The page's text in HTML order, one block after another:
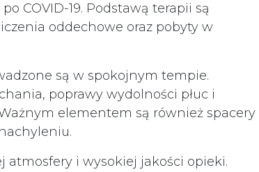
COVID-19. Podstawą terapii są
oddechowe oraz pobyty w
są w spokojnym tempie.
poprawy wydolności płuc i
elementem są również spacery
atmosfery i wysokiej jakości opieki.